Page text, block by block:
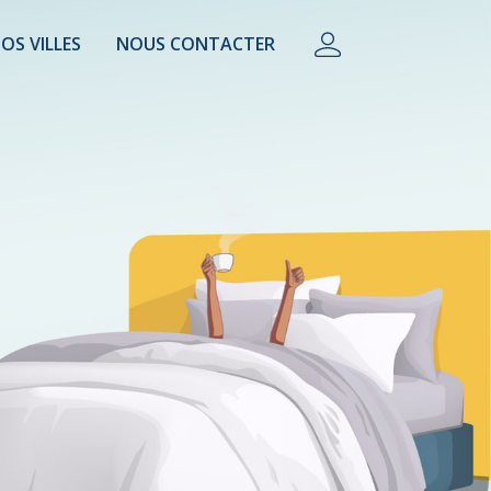
VILLES NOUS CONTACTER